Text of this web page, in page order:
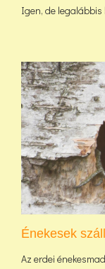
Igen, de
Énekesek
Az erdei